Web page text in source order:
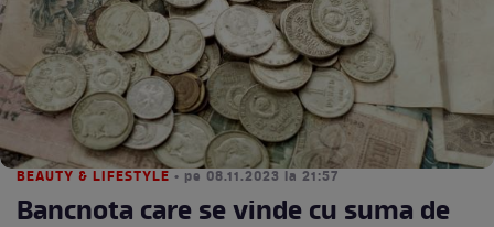
BEAUTY & LIFESTYLE • pe 08.11.2023 la 21:57
Bancnota care se vinde cu suma de